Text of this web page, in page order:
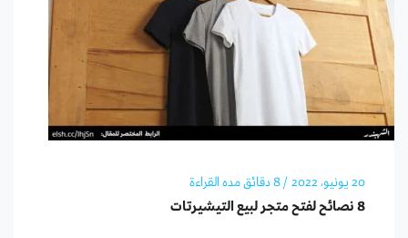
20 يونيو، 2022 / 8 دقائق مده القراءة
8 نصائح لفتح متجر لبيع التيشيرتات